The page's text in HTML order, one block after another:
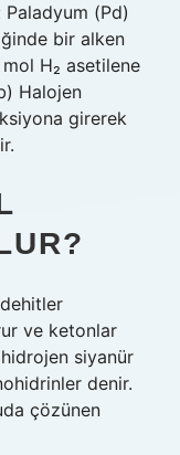
Paladyum (Pd)
bir alken
H₂ asetilene
Halojen
girerek
ve ketonlar
siyanür
denir.
çözünen